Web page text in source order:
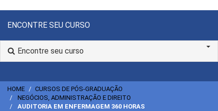
ENCONTRE SEU CURSO
Encontre seu curso
HOME
CURSOS DE PÓS-GRADUAÇÃO
NEGÓCIOS, ADMINISTRAÇÃO E DIREITO
AUDITORIA EM ENFERMAGEM 360 HORAS